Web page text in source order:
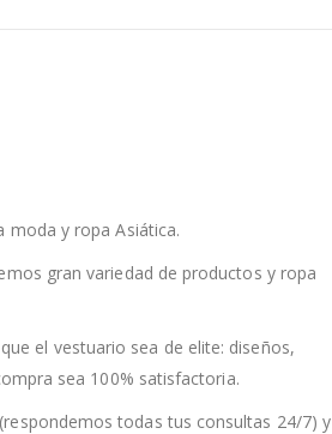
moda y ropa Asiática.
gran variedad de productos y ropa
el vestuario sea de elite: diseños,
sea 100% satisfactoria.
todas tus consultas 24/7) y